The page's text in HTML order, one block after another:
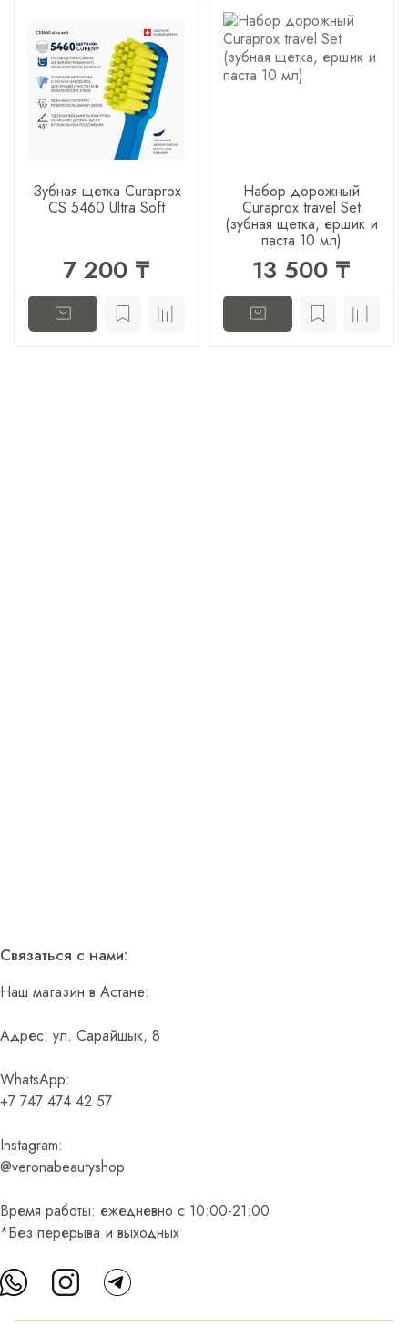
Зубная щетка Curaprox
CS 5460 Ultra Soft
7 200 ₸
Набор дорожный
Curaprox travel Set
(зубная щетка, ершик и
паста 10 мл)
13 500 ₸
Связаться с нами:
Наш магазин в Астане:
Адрес: ул. Сарайшык, 8
WhatsApp:
+7 747 474 42 57
Instagram:
@veronabeautyshop
Время работы: ежедневно с 10:00-21:00
*Без перерыва и выходных